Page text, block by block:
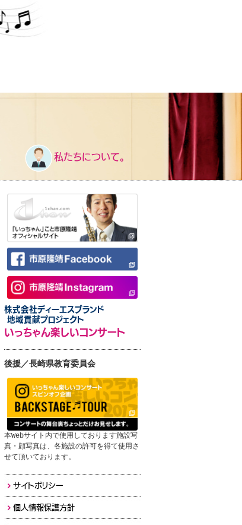
私たちについて。
株式会社ディーエスブランド
地域貢献プロジェクト
いっちゃん楽しいコンサート
後援／長崎県教育委員会
本Webサイト内で使用しております施設写
真・顔写真は、各施設の許可を得て使用さ
せて頂いております。
サイトポリシー
個人情報保護方針